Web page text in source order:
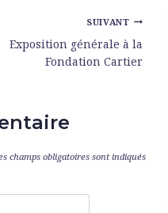
SUIVANT
Exposition générale à la
Fondation Cartier
champs obligatoires sont indiqués